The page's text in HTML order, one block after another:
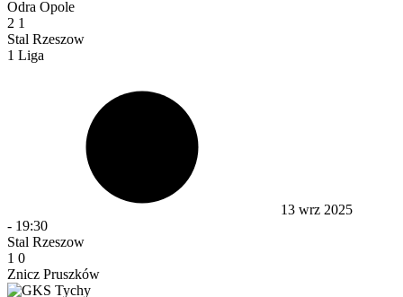
Odra Opole
2 1
Stal Rzeszow
1 Liga
13 wrz 2025
- 19:30
Stal Rzeszow
1 0
Znicz Pruszków